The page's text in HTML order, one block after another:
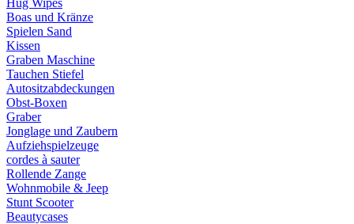
Hug Wipes
Boas und Kränze
Spielen Sand
Kissen
Graben Maschine
Tauchen Stiefel
Autositzabdeckungen
Obst-Boxen
Graber
Jonglage und Zaubern
Aufziehspielzeuge
cordes à sauter
Rollende Zange
Wohnmobile & Jeep
Stunt Scooter
Beautycases